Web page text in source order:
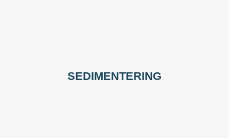
SEDIMENTERING